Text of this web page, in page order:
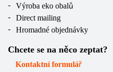
Výroba eko obalů
Direct mailing
Hromadné objednávky
Chcete se na něco zeptat?
Kontaktní formulář